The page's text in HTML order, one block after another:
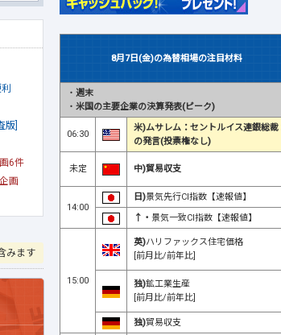
版]
6件
画
みます
8月7日(金)の為替相場の注目材料
・ 週末
・ 米国の主要企業の決算発表(ピーク)
06:30
米)ムサレム：セントルイス連銀総裁
の発言(投票権なし)
未定 中)貿易収支
14:00
日)景気先行CI指数【速報値】
↑・ 景気一致CI指数【速報値】
15:00
英)ハリファックス住宅価格
[前月比/前年比]
独)鉱工業生産
[前月比/前年比]
独)貿易収支